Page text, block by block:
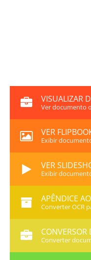
VISUALIZAR
Ver documento
VER
Exibir
VER
Exibir
APÊNDICE
Converter OCR
Converter